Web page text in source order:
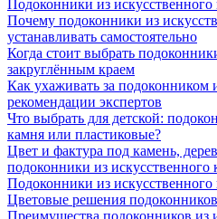
Подоконники из искусственного
Почему подоконники из
устанавливать самостоятельно
Когда стоит выбрать
закруглённым краем
Как ухаживать за подоконником
рекомендации экспертов
Что выбрать для детской:
камня или пластиковые?
Цвет и фактура под камень,
подоконники из искусственного
Подоконники из
Цветовые решения
Преимущества подоконников из